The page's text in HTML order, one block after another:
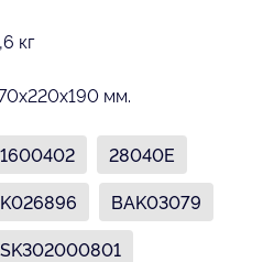
кг
мм.
1600402
28040E
K026896
BAK03079
SK302000801